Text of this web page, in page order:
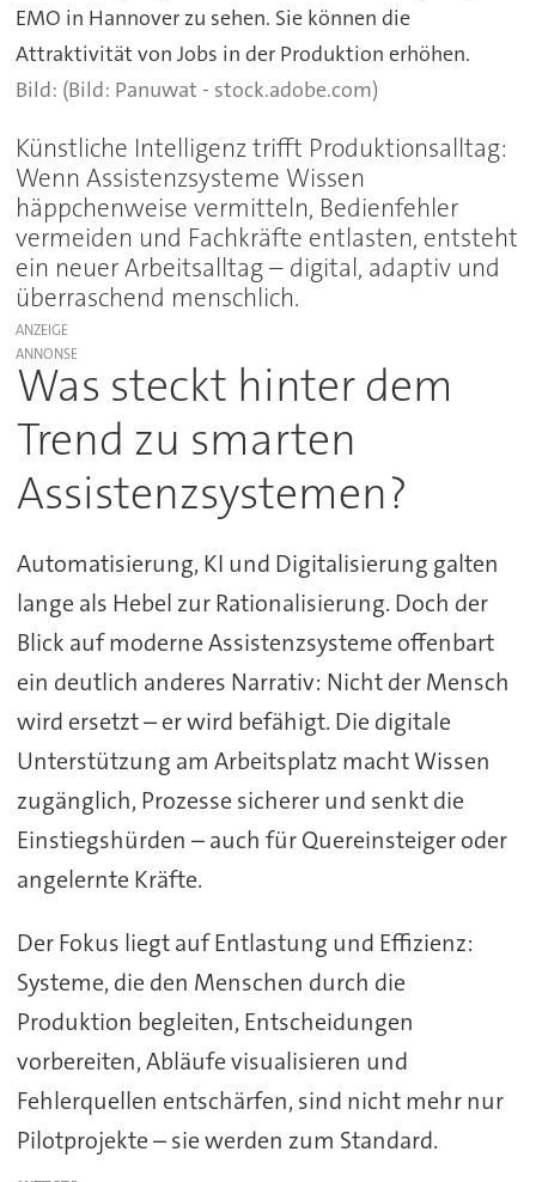
EMO in Hannover zu sehen. Sie können die
Attraktivität von Jobs in der Produktion erhöhen.
(Bild: Panuwat - stock.adobe.com)
Künstliche Intelligenz trifft Produktionsalltag:
Wenn Assistenzsysteme Wissen
häppchenweise vermitteln, Bedienfehler
vermeiden und Fachkräfte entlasten, entsteht
ein neuer Arbeitsalltag – digital, adaptiv und
überraschend menschlich.
ANZEIGE
Was steckt hinter dem
Trend zu smarten
Assistenzsystemen?
Automatisierung, KI und Digitalisierung galten
lange als Hebel zur Rationalisierung. Doch der
Blick auf moderne Assistenzsysteme offenbart
ein deutlich anderes Narrativ: Nicht der Mensch
wird ersetzt – er wird befähigt. Die digitale
Unterstützung am Arbeitsplatz macht Wissen
zugänglich, Prozesse sicherer und senkt die
Einstiegshürden – auch für Quereinsteiger oder
angelernte Kräfte.
Der Fokus liegt auf Entlastung und Effizienz:
Systeme, die den Menschen durch die
Produktion begleiten, Entscheidungen
vorbereiten, Abläufe visualisieren und
Fehlerquellen entschärfen, sind nicht mehr nur
Pilotprojekte – sie werden zum Standard.